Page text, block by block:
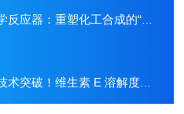
器：重塑化工合成的“管道化”未来
破！维生素 E 溶解度提升 20 倍